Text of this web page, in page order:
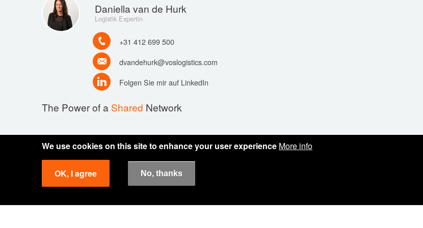
Daniella van de Hurk
Logistik Expertin
+31 412 699 500
dvandehurk@voslogistics.com
Folgen Sie mir auf LinkedIn
The Power of a Shared Network
Voet
About us Haftungsausschluss General conditions
We use cookies on this site to enhance your user experience More info
OK, I agree No, thanks